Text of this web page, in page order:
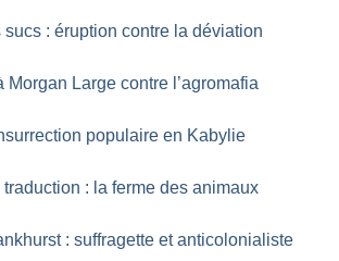
sucs : éruption contre la déviation
Morgan Large contre l’agromafia
populaire en Kabylie
: la ferme des animaux
: suffragette et anticolonialiste